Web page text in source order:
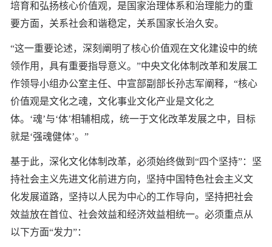
培育和弘扬核心价值观，是国家治理体系和治理能力的重
要方面，关系社会和谐稳定，关系国家长治久安。
“这一重要论述，深刻阐明了核心价值观在文化建设中的统
领作用，具有重要指导意义。”中央文化体制改革和发展工
作领导小组办公室主任、中宣部副部长孙志军阐释，“核心
价值观是文化之魂，文化事业文化产业是文化之
体。‘魂’与‘体’相辅相成，统一于文化改革发展之中，目标
就是‘强魂健体’。”
基于此，深化文化体制改革，必须始终做到“四个坚持”：坚
持社会主义先进文化前进方向，坚持中国特色社会主义文
化发展道路，坚持以人民为中心的工作导向，坚持把社会
效益放在首位、社会效益和经济效益相统一。必须重点从
以下方面“发力”：